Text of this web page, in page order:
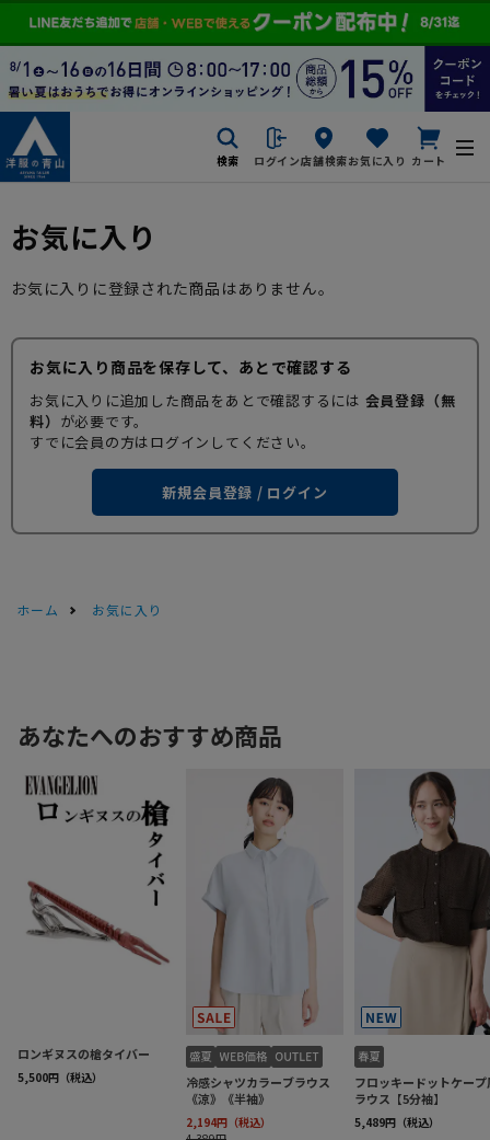
検索 ログイン店舗検索お気に入り カート
お気に入り
お気に入りに登録された商品はありません。
お気に入り商品を保存して、あとで確認する
お気に入りに追加した商品をあとで確認するには 会員登録（無
料） が必要です。
すでに会員の方はログインしてください。
新規会員登録 / ログイン
ホーム お気に入り